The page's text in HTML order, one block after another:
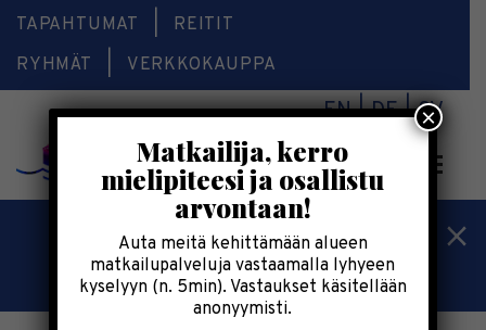
TAPAHTUMAT
REITIT
RYHMÄT
VERKKOKAUPPA
EN DE SV
Kesälomatärpit »
Saimaalla-kesälehti »
Matkailija, kerro
mielipiteesi ja osallistu
arvontaan!
Auta meitä kehittämään alueen
matkailupalveluja vastaamalla lyhyeen
kyselyyn (n. 5min). Vastaukset käsitellään
anonyymisti.
×